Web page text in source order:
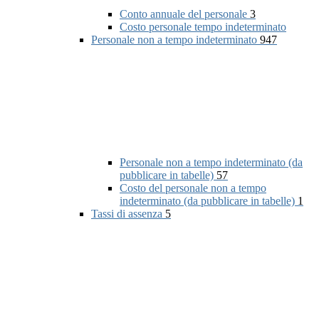
Conto annuale del personale 3
Costo personale tempo indeterminato
Personale non a tempo indeterminato 947
Personale non a tempo indeterminato (da
pubblicare in tabelle) 57
Costo del personale non a tempo
indeterminato (da pubblicare in tabelle) 1
Tassi di assenza 5